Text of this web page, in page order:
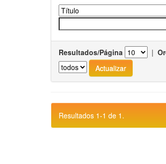
Resultados/Página |
Resultados 1-1 de 1.